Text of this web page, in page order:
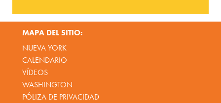
MAPA DEL SITIO:
NUEVA YORK
CALENDARIO
VÍDEOS
WASHINGTON
PÓLIZA DE PRIVACIDAD